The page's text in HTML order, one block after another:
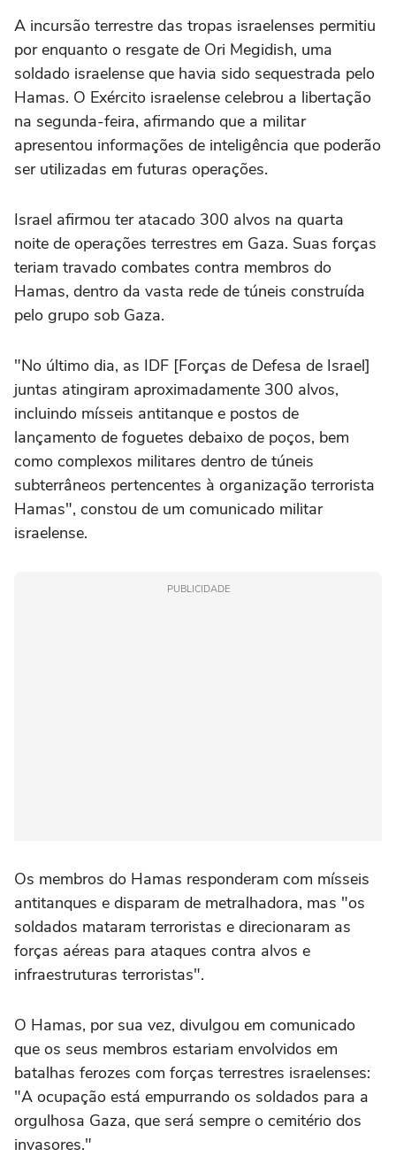
A incursão terrestre das tropas israelenses permitiu
por enquanto o resgate de Ori Megidish, uma
soldado israelense que havia sido sequestrada pelo
Hamas. O Exército israelense celebrou a libertação
na segunda-feira, afirmando que a militar
apresentou informações de inteligência que poderão
ser utilizadas em futuras operações.
Israel afirmou ter atacado 300 alvos na quarta
noite de operações terrestres em Gaza. Suas forças
teriam travado combates contra membros do
Hamas, dentro da vasta rede de túneis construída
pelo grupo sob Gaza.
"No último dia, as IDF [Forças de Defesa de Israel]
juntas atingiram aproximadamente 300 alvos,
incluindo mísseis antitanque e postos de
lançamento de foguetes debaixo de poços, bem
como complexos militares dentro de túneis
subterrâneos pertencentes à organização terrorista
Hamas", constou de um comunicado militar
israelense.
PUBLICIDADE
Os membros do Hamas responderam com mísseis
antitanques e disparam de metralhadora, mas "os
soldados mataram terroristas e direcionaram as
forças aéreas para ataques contra alvos e
infraestruturas terroristas".
O Hamas, por sua vez, divulgou em comunicado
que os seus membros estariam envolvidos em
batalhas ferozes com forças terrestres israelenses:
"A ocupação está empurrando os soldados para a
orgulhosa Gaza, que será sempre o cemitério dos
invasores."